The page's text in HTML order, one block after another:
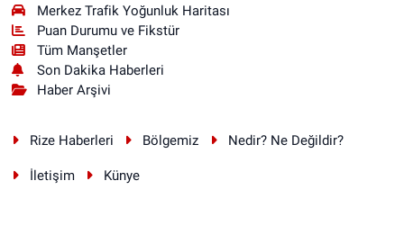
Merkez Trafik Yoğunluk Haritası
Puan Durumu ve Fikstür
Tüm Manşetler
Son Dakika Haberleri
Haber Arşivi
Rize Haberleri Bölgemiz Nedir? Ne Değildir?
İletişim Künye